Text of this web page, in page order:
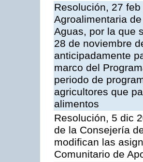
Resolución, 27
Agroalimentaria
Aguas, por la que
28 de noviembre
anticipadamente
marco del
periodo de
agricultores que
alimentos
Resolución, 5 dic
de la Consejería
modifican las
Comunitario de